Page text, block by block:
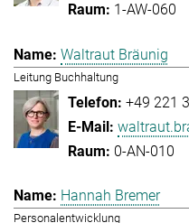
1-AW-060
Waltraut Bräunig
Leitung Buchhaltung
+49 221
0-AN-010
Hannah Bremer
Personalentwicklung